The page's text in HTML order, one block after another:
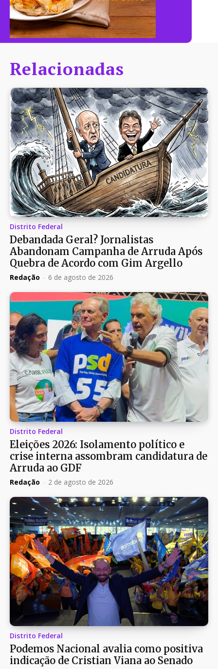
Relacionadas
Distrito Federal
Debandada Geral? Jornalistas
Abandonam Campanha de Arruda Após
Quebra de Acordo com Gim Argello
Redação - 6 de agosto de 2026
Distrito Federal
Eleições 2026: Isolamento político e
crise interna assombram candidatura de
Arruda ao GDF
Redação - 2 de agosto de 2026
Distrito Federal
Podemos Nacional avalia como positiva
indicação de Cristian Viana ao Senado